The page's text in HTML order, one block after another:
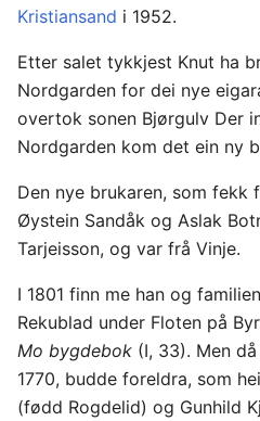
Kristiansand i 1952.
Etter salet tykkjest Knut ha
Nordgarden for dei nye
overtok sonen Bjørgulv Der
Nordgarden kom det ein ny
Den nye brukaren, som fekk
Øystein Sandåk og Aslak
Tarjeisson, og var frå Vinje.
I 1801 finn me han og
Rekublad under Floten på
Mo bygdebok (I, 33). Men
1770, budde foreldra, som
(fødd Rogdelid) og Gunhild